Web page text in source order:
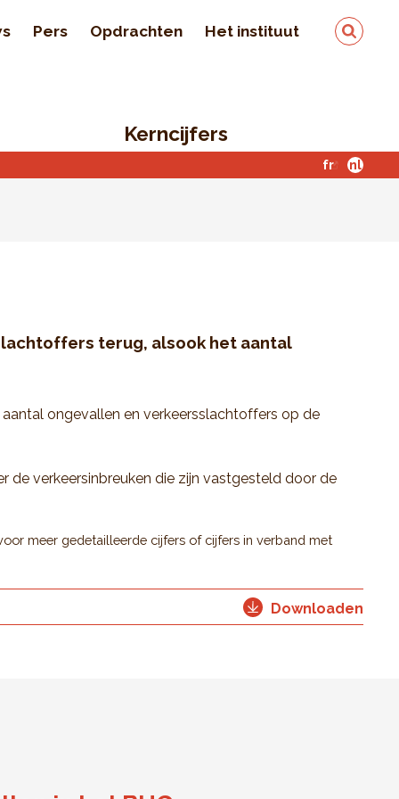
Pers Opdrachten Het instituut
Kwaliteit en veiligheid
Kerncijfers
fr nl
terug, alsook het aantal
ongevallen en verkeersslachtoffers op de
de verkeersinbreuken die zijn vastgesteld door de
meer gedetailleerde cijfers of cijfers in verband met
Downloaden